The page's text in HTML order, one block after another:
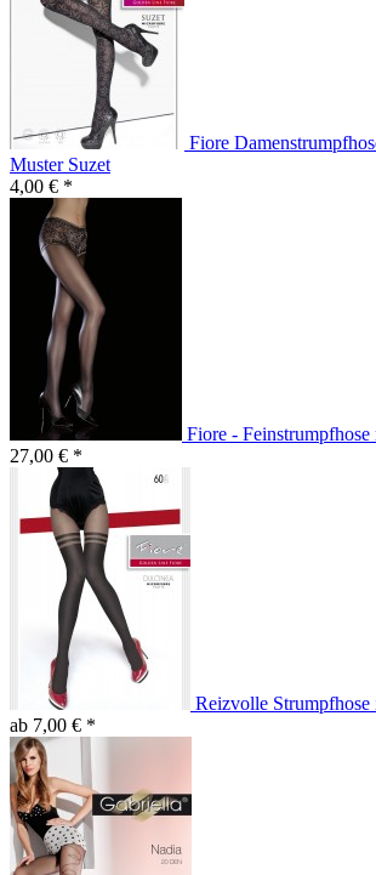
Fiore
Muster Suzet
4,00 € *
Fiore - Feinstrumpfhose
27,00 € *
Reizvolle Strumpfhose
ab 7,00 € *